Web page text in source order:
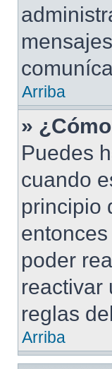
Arriba
»
Puedes
cuando
principio
poder
reactivar
reglas
Arriba